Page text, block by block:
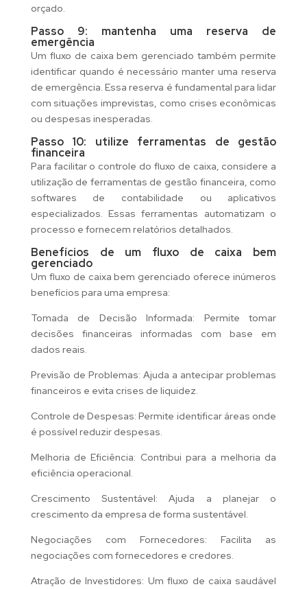
orçado.
Passo 9: mantenha uma reserva de
emergência
Um fluxo de caixa bem gerenciado também permite
identificar quando é necessário manter uma reserva
de emergência. Essa reserva é fundamental para lidar
com situações imprevistas, como crises econômicas
ou despesas inesperadas.
Passo 10: utilize ferramentas de gestão
financeira
Para facilitar o controle do fluxo de caixa, considere a
utilização de ferramentas de gestão financeira, como
softwares de contabilidade ou aplicativos
especializados. Essas ferramentas automatizam o
processo e fornecem relatórios detalhados.
Benefícios de um fluxo de caixa bem
gerenciado
Um fluxo de caixa bem gerenciado oferece inúmeros
benefícios para uma empresa:
Tomada de Decisão Informada: Permite tomar
decisões financeiras informadas com base em
dados reais.
Previsão de Problemas: Ajuda a antecipar problemas
financeiros e evita crises de liquidez.
Controle de Despesas: Permite identificar áreas onde
é possível reduzir despesas.
Melhoria de Eficiência: Contribui para a melhoria da
eficiência operacional.
Crescimento Sustentável: Ajuda a planejar o
crescimento da empresa de forma sustentável.
Negociações com Fornecedores: Facilita as
negociações com fornecedores e credores.
Atração de Investidores: Um fluxo de caixa saudável